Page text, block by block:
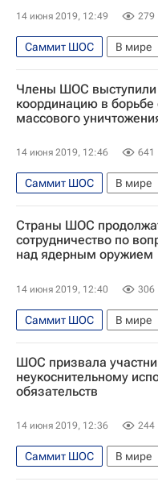
14 июня 2019, 12:49 279
Саммит ШОС В мире
Члены ШОС выступили
координацию в
массового
14 июня 2019, 12:46 641
Саммит ШОС В мире
Страны ШОС
сотрудничество по
над ядерным оружием
14 июня 2019, 12:40 306
Саммит ШОС В мире
ШОС призвала
неукоснительному
обязательств
14 июня 2019, 12:36 244
Саммит ШОС В мире